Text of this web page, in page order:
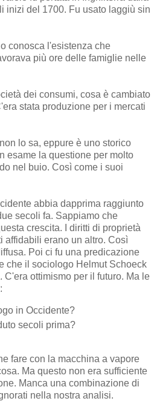
inizi del 1700. Fu usato laggiù sin
conosca l'esistenza che
più ore delle famiglie nelle
dei consumi, cosa è cambiato
stata produzione per i mercati
lo sa, eppure è uno storico
esame la questione per molto
nel buio. Così come i suoi
abbia dapprima raggiunto
secoli fa. Sappiamo che
crescita. I diritti di proprietà
affidabili erano un altro. Così
Poi ci fu una predicazione
che il sociologo Helmut Schoeck
C'era ottimismo per il futuro. Ma le
in Occidente?
secoli prima?
fare con la macchina a vapore
Ma questo non era sufficiente
Manca una combinazione di
nella nostra analisi.